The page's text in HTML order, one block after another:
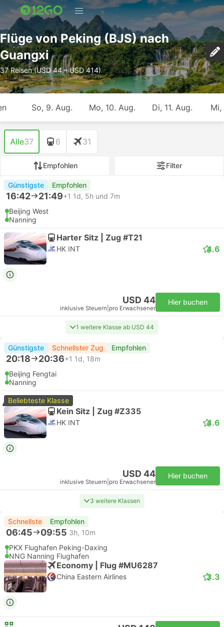
Flüge von Peking (BJS) nach
Guangxi
37 Reisen (USD 44 – USD 414)
So, 9. Aug. Mo, 10. Aug. Di, 11. Aug. Mi,
Alle37 6 31
Empfohlen Filter
Günstigste Empfohlen
16:42 21:49+1 1d, 5h und 7m
Beijing West
Nanning
Harter Sitz | Zug #T21
HK INT 4.6
USD 44
inklusive Steuern pro Erwachsener
Hier buchen
1 weitere Klasse ab USD 44
Günstigste Schnellster Zug Empfohlen
20:18 20:36+1 1d, 18m
Beijing Fengtai
Nanning
Beliebteste Klasse
Kein Sitz | Zug #Z335
HK INT 4.6
USD 44
inklusive Steuern pro Erwachsener
Hier buchen
3 weitere Klassen
Schnellste Empfohlen
06:45 09:55 3h, 10m
PKX Flughafen Peking-Daxing
NNG Nanning Flughafen
Economy | Flug #MU6287
China Eastern Airlines 3.3